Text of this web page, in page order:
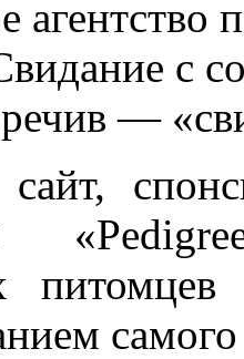
агентство
с
—